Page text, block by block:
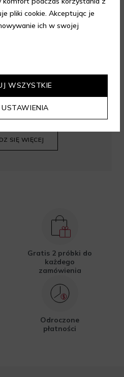
ze zniżką 10% i zbieraj
w sklepie Aelia.
SIĘ WIĘCEJ
Gratis 2 próbki do
każdego
zamówienia
Odroczone
płatności
pliki cookie. Akceptując je
ich w swojej
USTAWIENIA
WSZYSTKIE